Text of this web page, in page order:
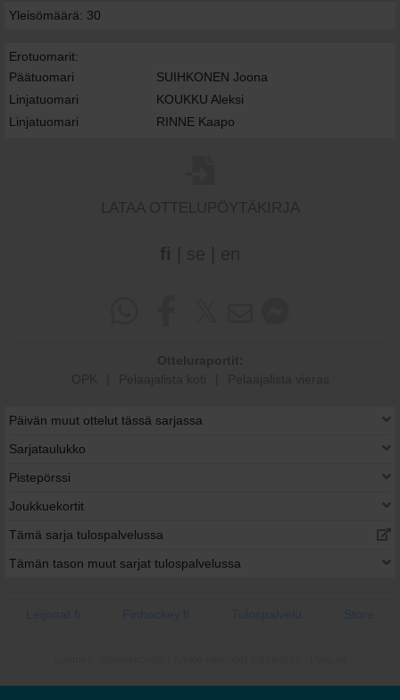
Yleisömäärä: 30
Erotuomarit:
Päätuomari
SUIHKONEN Joona
Linjatuomari
KOUKKU Aleksi
Linjatuomari
RINNE Kaapo
Päivän muut ottelut tässä sarjassa
Sarjataulukko
Pistepörssi
Joukkuekortit
Tämä sarja tulospalvelussa
Tämän tason muut sarjat tulospalvelussa